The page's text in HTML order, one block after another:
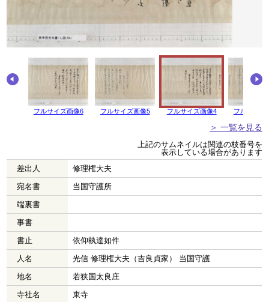
フルサイズ画像6 フルサイズ画像5 フルサイズ画像4 フルサイズ
＞ 一覧を見る
上記のサムネイルは関連の枝番号を
表示している場合があります
差出人
修理権大夫
宛名書
当国守護所
端裏書
事書
書止
依仰執達如件
人名
光信 修理権大夫（吉良貞家） 当国守護
地名
若狭国太良庄
寺社名
東寺